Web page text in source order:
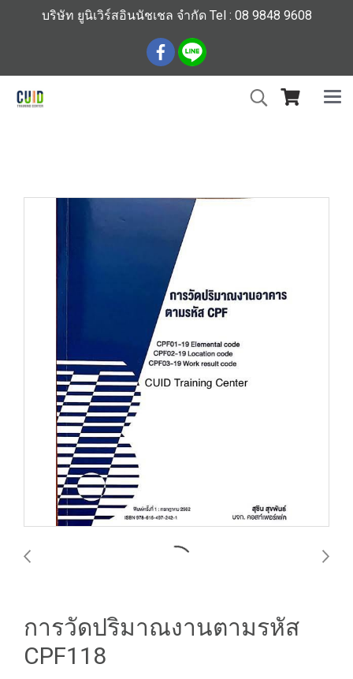
บริษัท ยูนิเวิร์สอินนัชเชล จำกัด Tel : 08 9848 9608
การวัดปริมาณงานตามรหัส
CPF118